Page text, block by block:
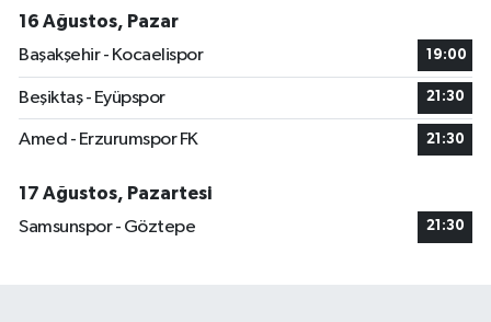
16 Ağustos, Pazar
Başakşehir - Kocaelispor
19:00
Beşiktaş - Eyüpspor 21:30
Amed - Erzurumspor FK 21:30
17 Ağustos, Pazartesi
Samsunspor - Göztepe
21:30